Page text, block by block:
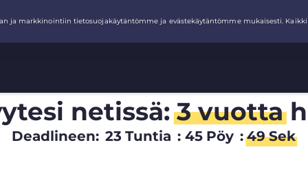
netissä:3 vuotta
Deadlineen: 23 Tuntia : 45 Pöy : 48 Sek